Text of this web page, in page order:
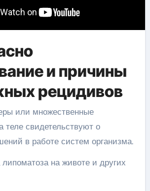
и причины
рецидивов
или множественные
теле свидетельствуют о
в работе систем организма.
на животе и других